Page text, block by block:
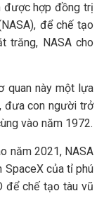
được hợp đồng trị
để chế tạo
trăng, NASA cho
quan này một lựa
, đưa con người trở
vào năm 1972.
năm 2021, NASA
SpaceX của tỉ phú
để chế tạo tàu vũ